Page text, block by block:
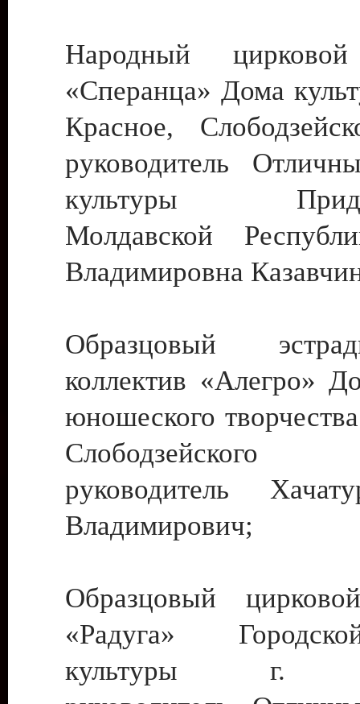
Народный цирковой
«Сперанца» Дома
Красное,
руководитель
культуры
Молдавской
Владимировна
Образцовый
коллектив «Алегро»
юношеского
руководитель
Владимирович;
Образцовый
«Радуга»
культуры г.